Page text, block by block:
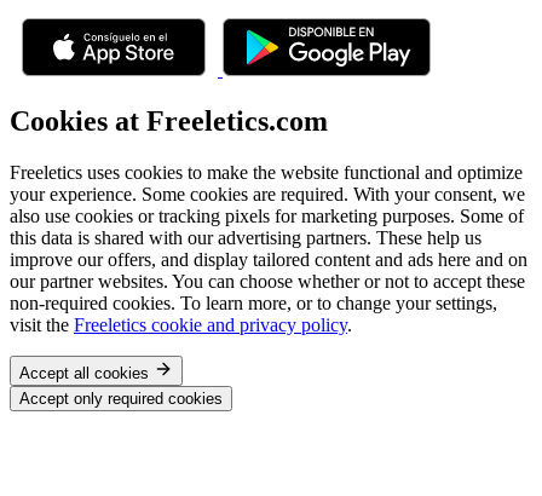
Cookies at Freeletics.com
Freeletics uses cookies to make the website functional and optimize
your experience. Some cookies are required. With your consent, we
also use cookies or tracking pixels for marketing purposes. Some of
this data is shared with our advertising partners. These help us
improve our offers, and display tailored content and ads here and on
our partner websites. You can choose whether or not to accept these
non-required cookies. To learn more, or to change your settings,
visit the Freeletics cookie and privacy policy.
Accept all cookies
Accept only required cookies